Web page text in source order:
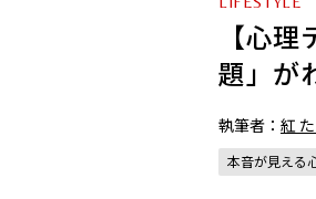
【心
題」が
執筆者： 紅
本音が見える